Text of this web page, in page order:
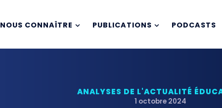
NOUS CONNAÎTRE PUBLICATIONS PODCASTS
ANALYSES DE L'ACTUALITÉ
1 octobre 2024